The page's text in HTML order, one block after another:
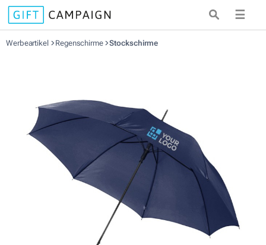
☰
Werbeartikel Regenschirme Stockschirme